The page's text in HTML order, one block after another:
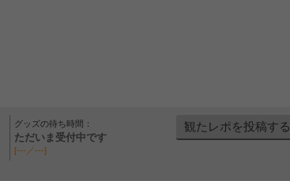
グッズの待ち時間：
ただいま受付中です
[---／---]
観たレポを投稿する